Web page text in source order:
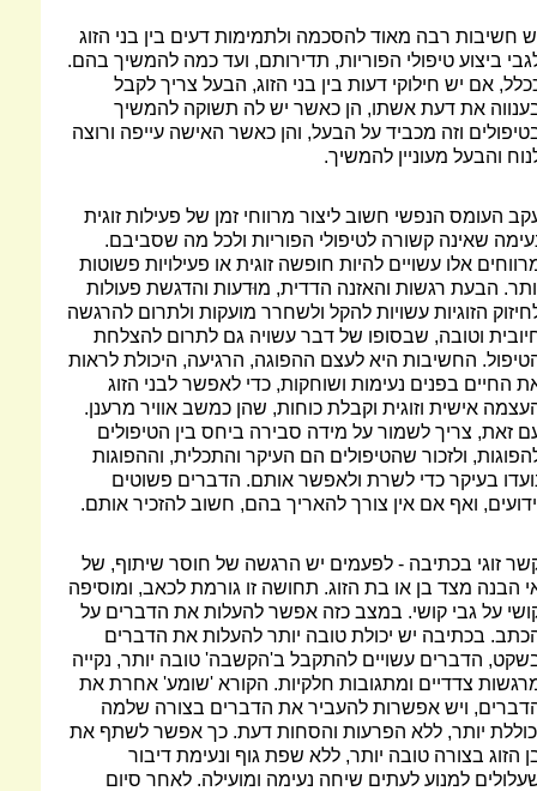
חשיבות רבה מאוד להסכמה ולתמימות דעים בין בני הזוג
ביצוע טיפולי הפוריות, תדירותם, ועד כמה להמשיך בהם.
אם יש חילוקי דעות בין בני הזוג, הבעל צריך לקבל
את דעת אשתו, הן כאשר יש לה תשוקה להמשיך
וזה מכביד על הבעל, והן כאשר האישה עייפה ורוצה
והבעל מעוניין להמשיך.
העומס הנפשי חשוב ליצור מרווחי זמן של פעילות זוגית
שאינה קשורה לטיפולי הפוריות ולכל מה שסביבם.
אלו עשויים להיות חופשה זוגית או פעילויות פשוטות
הבעת רגשות והאזנה הדדית, מוּדעות והדגשת פעולות
הזוגיות עשויות להקל ולשחרר מועקות ולתרום להרגשה
וטובה, שבסופו של דבר עשויה גם לתרום להצלחת
החשיבות היא לעצם ההפוגה, הרגיעה, היכולת לראות
החיים בפנים נעימות ושוחקות, כדי לאפשר לבני הזוג
אישית וזוגית וקבלת כוחות, שהן כמשב אוויר מרענן.
זאת, צריך לשמור על מידה סבירה ביחס בין הטיפולים
ולזכור שהטיפולים הם העיקר והתכלית, וההפוגות
בעיקר כדי לשרת ולאפשר אותם. הדברים פשוטים
ואף אם אין צורך להאריך בהם, חשוב להזכיר אותם.
זוגי בכתיבה - לפעמים יש הרגשה של חוסר שיתוף, של
הבנה מצד בן או בת הזוג. תחושה זו גורמת לכאב, ומוסיפה
על גבי קושי. במצב כזה אפשר להעלות את הדברים על
בכתיבה יש יכולת טובה יותר להעלות את הדברים
הדברים עשויים להתקבל ב'הקשבה' טובה יותר, נקייה
צדדיים ומתגובות חלקיות. הקורא 'שומע' אחרת את
ויש אפשרות להעביר את הדברים בצורה שלמה
יותר, ללא הפרעות והסחות דעת. כך אפשר לשתף את
הזוג בצורה טובה יותר, ללא שפת גוף ונעימת דיבור
למנוע לעתים שיחה נעימה ומועילה. לאחר סיום